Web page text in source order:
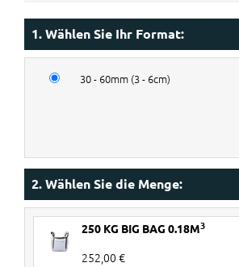
1. Wählen Sie Ihr Format:
30 - 60mm (3 - 6cm)
2. Wählen Sie die Menge:
250 KG BIG BAG 0.18M3
252,00 €